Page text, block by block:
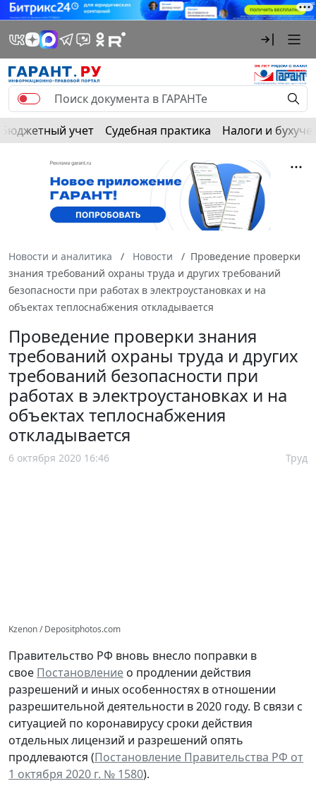
Бюджетный учет Судебная практика Налоги и
Новости и аналитика Новости
Проведение проверки
знания требований охраны труда и других требований
безопасности при работах в электроустановках и на
объектах теплоснабжения откладывается
Проведение проверки знания
требований охраны труда и других
требований безопасности при
работах в электроустановках и на
объектах теплоснабжения
откладывается
6 октября 2020 16:46 Труд
Kzenon / Depositphotos.com
Правительство РФ вновь внесло поправки в
свое Постановление о продлении действия
разрешений и иных особенностях в отношении
разрешительной деятельности в 2020 году. В связи с
ситуацией по коронавирусу сроки действия
отдельных лицензий и разрешений опять
продлеваются (Постановление Правительства РФ от
1 октября 2020 г. № 1580).